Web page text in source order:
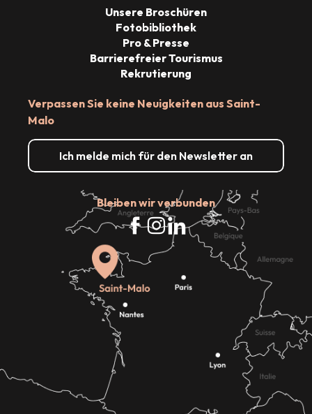
Verpassen Sie keine Neuigkeiten aus Saint-
Malo
Ich melde mich für den Newsletter an
Bleiben wir verbunden
Unsere Broschüren
Fotobibliothek
Pro & Presse
Barrierefreier Tourismus
Rekrutierung